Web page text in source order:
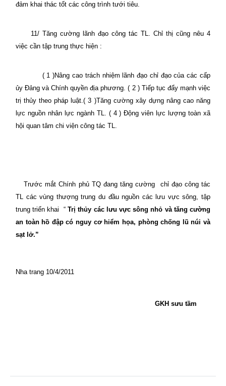
đảm khai thác tốt các công trình tưới tiêu.
11/ Tăng cường lãnh đạo công tác TL. Chỉ thị cũng nêu 4
việc cần tập trung thực hiện :
( 1 )Nâng cao trách nhiệm lãnh đạo chỉ đạo của các cấp
ủy Đảng và Chính quyền địa phương. ( 2 ) Tiếp tục đẩy mạnh việc
trị thủy theo pháp luật.( 3 )Tăng cường xây dựng nâng cao năng
lực nguồn nhân lực ngành TL. ( 4 ) Động viên lực lượng toàn xã
hội quan tâm chi viện công tác TL.
Trước mắt Chính phủ TQ đang tăng cường
chỉ đạo công tác
TL các vùng thượng trung du đầu nguồn các lưu vực sông, tập
trung triển khai
“Trị thủy các lưu vực sông nhỏ và tăng cường
an toàn hồ đập có nguy cơ hiểm họa, phòng chống lũ núi và
sạt lở.”
Nha trang 10/4/2011
GKH sưu tầm